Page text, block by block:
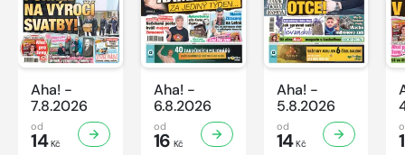
Aha! -
7.8.2026
od
14Kč
Aha! -
6.8.2026
od
16 Kč
Aha! -
5.8.2026
od
14Kč